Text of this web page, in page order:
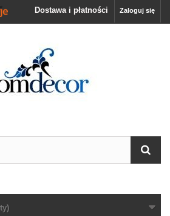
Zaloguj się
Dostawa i płatności